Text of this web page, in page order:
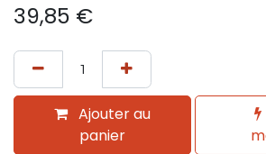
39,85 €
Ajouter au
panier